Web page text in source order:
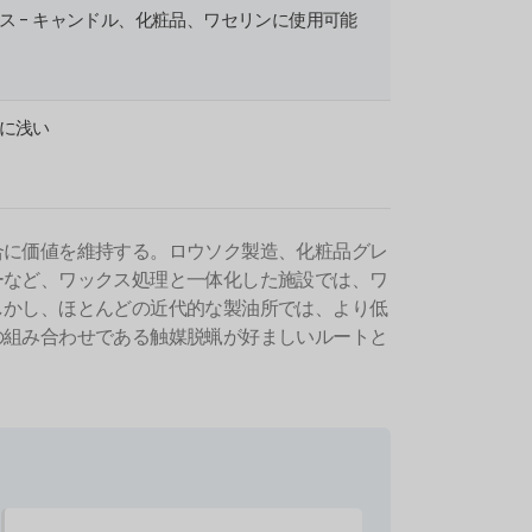
- キャンドル、化粧品、ワセリンに使用可能
浅い
価値を維持する。ロウソク製造、化粧品グレ
ど、ワックス処理と一体化した施設では、ワ
し、ほとんどの近代的な製油所では、より低
み合わせである触媒脱蝋が好ましいルートと